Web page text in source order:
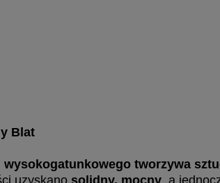
Blat
wysokogatunkowego tworzywa
uzyskano solidny, mocny, a